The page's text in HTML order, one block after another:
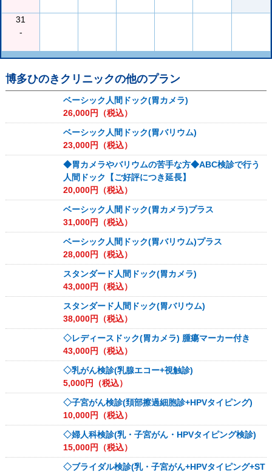
31
-
博多ひのきクリニックの他のプラン
ベーシック人間ドック(胃カメラ)
26,000円（税込）
ベーシック人間ドック(胃バリウム)
23,000円（税込）
◆胃カメラやバリウムの苦手な方◆ABC検診で行う
人間ドック【ご好評につき延長】
20,000円（税込）
ベーシック人間ドック(胃カメラ)プラス
31,000円（税込）
ベーシック人間ドック(胃バリウム)プラス
28,000円（税込）
スタンダード人間ドック(胃カメラ)
43,000円（税込）
スタンダード人間ドック(胃バリウム)
38,000円（税込）
◇レディースドック(胃カメラ) 腫瘍マーカー付き
43,000円（税込）
◇乳がん検診(乳腺エコー+視触診)
5,000円（税込）
◇子宮がん検診(頚部擦過細胞診+HPVタイピング)
10,000円（税込）
◇婦人科検診(乳・子宮がん・HPVタイピング検診)
15,000円（税込）
◇ブライダル検診(乳・子宮がん+HPVタイピング+ST